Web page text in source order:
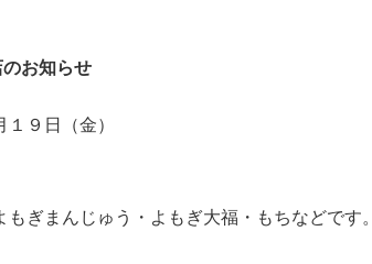
お知らせ
９日（金）
ぎまんじゅう・よもぎ大福・もちなどです。